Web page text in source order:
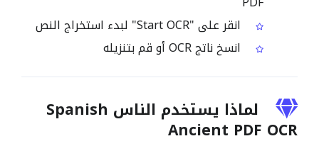
انقر على "Start OCR" لبدء استخراج النص
انسخ ناتج OCR أو قم بتنزيله
لماذا يستخدم الناس Spanish
Ancient PDF OCR